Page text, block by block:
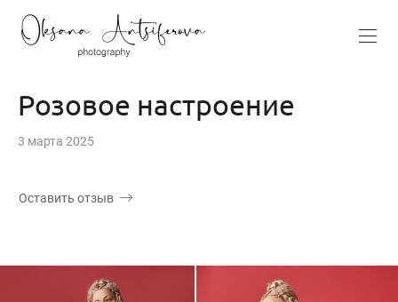
Розовое настроение
3 марта 2025
Оставить отзыв